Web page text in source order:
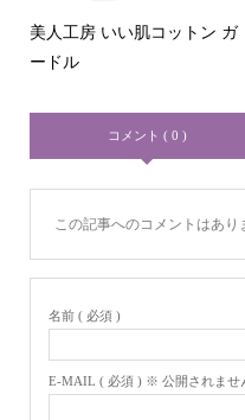
美人工房 いい肌コットン ガ
ードル
コメント ( 0 )
この記事へのコメントはあり
名前 ( 必須 )
E-MAIL ( 必須 ) ※ 公開されませ